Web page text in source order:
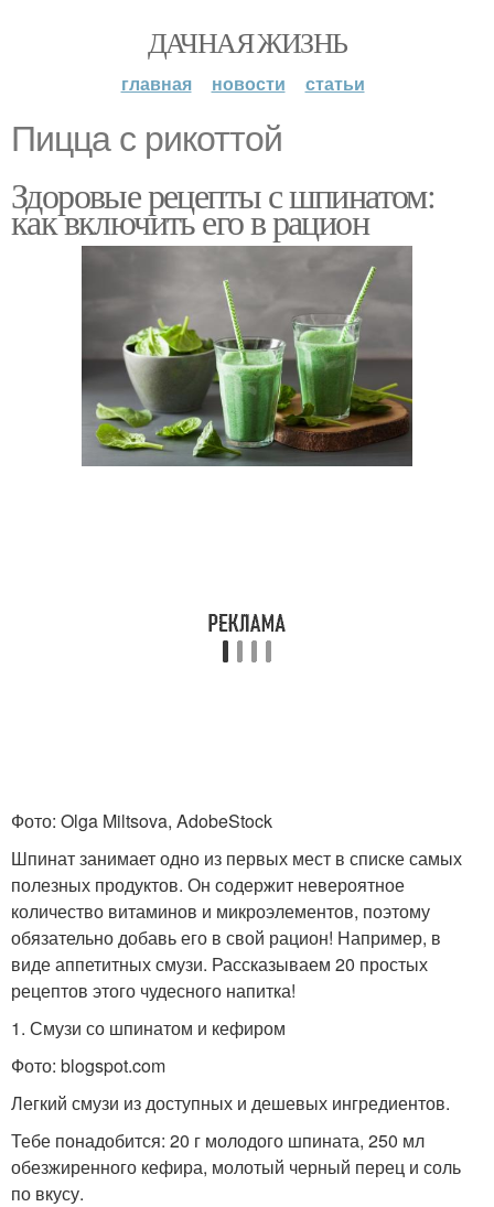
ДАЧНАЯ ЖИЗНЬ
главная новости статьи
Пицца с рикоттой
Здоровые рецепты с шпинатом:
как включить его в рацион
Фото: Olga Miltsova, AdobeStock
Шпинат занимает одно из первых мест в списке самых
полезных продуктов. Он содержит невероятное
количество витаминов и микроэлементов, поэтому
обязательно добавь его в свой рацион! Например, в
виде аппетитных смузи. Рассказываем 20 простых
рецептов этого чудесного напитка!
1. Смузи со шпинатом и кефиром
Фото: blogspot.com
Легкий смузи из доступных и дешевых ингредиентов.
Тебе понадобится: 20 г молодого шпината, 250 мл
обезжиренного кефира, молотый черный перец и соль
по вкусу.